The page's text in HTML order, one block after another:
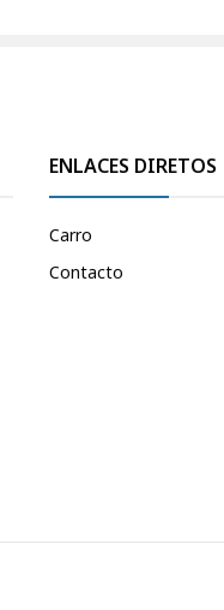
ENLACES DIRETOS
Carro
Contacto